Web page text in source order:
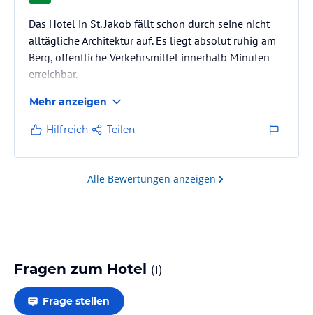
Das Hotel in St. Jakob fällt schon durch seine nicht
alltägliche Architektur auf. Es liegt absolut ruhig am
Berg, öffentliche Verkehrsmittel innerhalb Minuten
erreichbar.
Mehr anzeigen
Hilfreich Teilen
Alle Bewertungen anzeigen
Fragen zum Hotel (1)
Frage stellen